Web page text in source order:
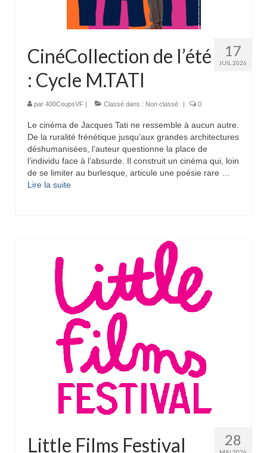
17
JUIL 2026
CinéCollection de l’été
: Cycle M.TATI
par 400CoupsVF Classé dans : Non classé 0
Le cinéma de Jacques Tati ne ressemble à aucun autre.
De la ruralité frénétique jusqu’aux grandes architectures
déshumanisées, l’auteur questionne la place de
l’individu face à l’absurde. Il construit un cinéma qui, loin
de se limiter au burlesque, articule une poésie rare …
Lire la suite­­
28
Little Films Festival